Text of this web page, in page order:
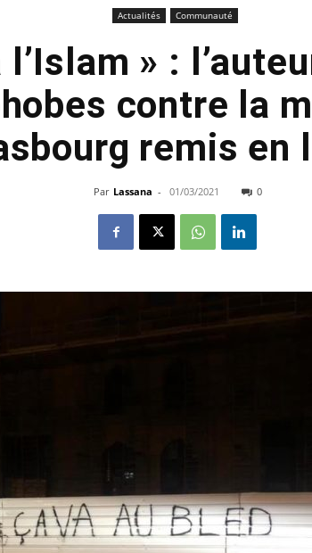
Actualités Communauté
l’Islam » :
contre la
remis en
Par Lassana - 01/03/2021 0